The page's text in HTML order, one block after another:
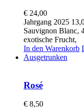
€ 24,00
Jahrgang 2025
Sauvignon Blanc,
exotische Frucht,
In den Warenkorb
Ausgetrunken
Rosé
€ 8,50